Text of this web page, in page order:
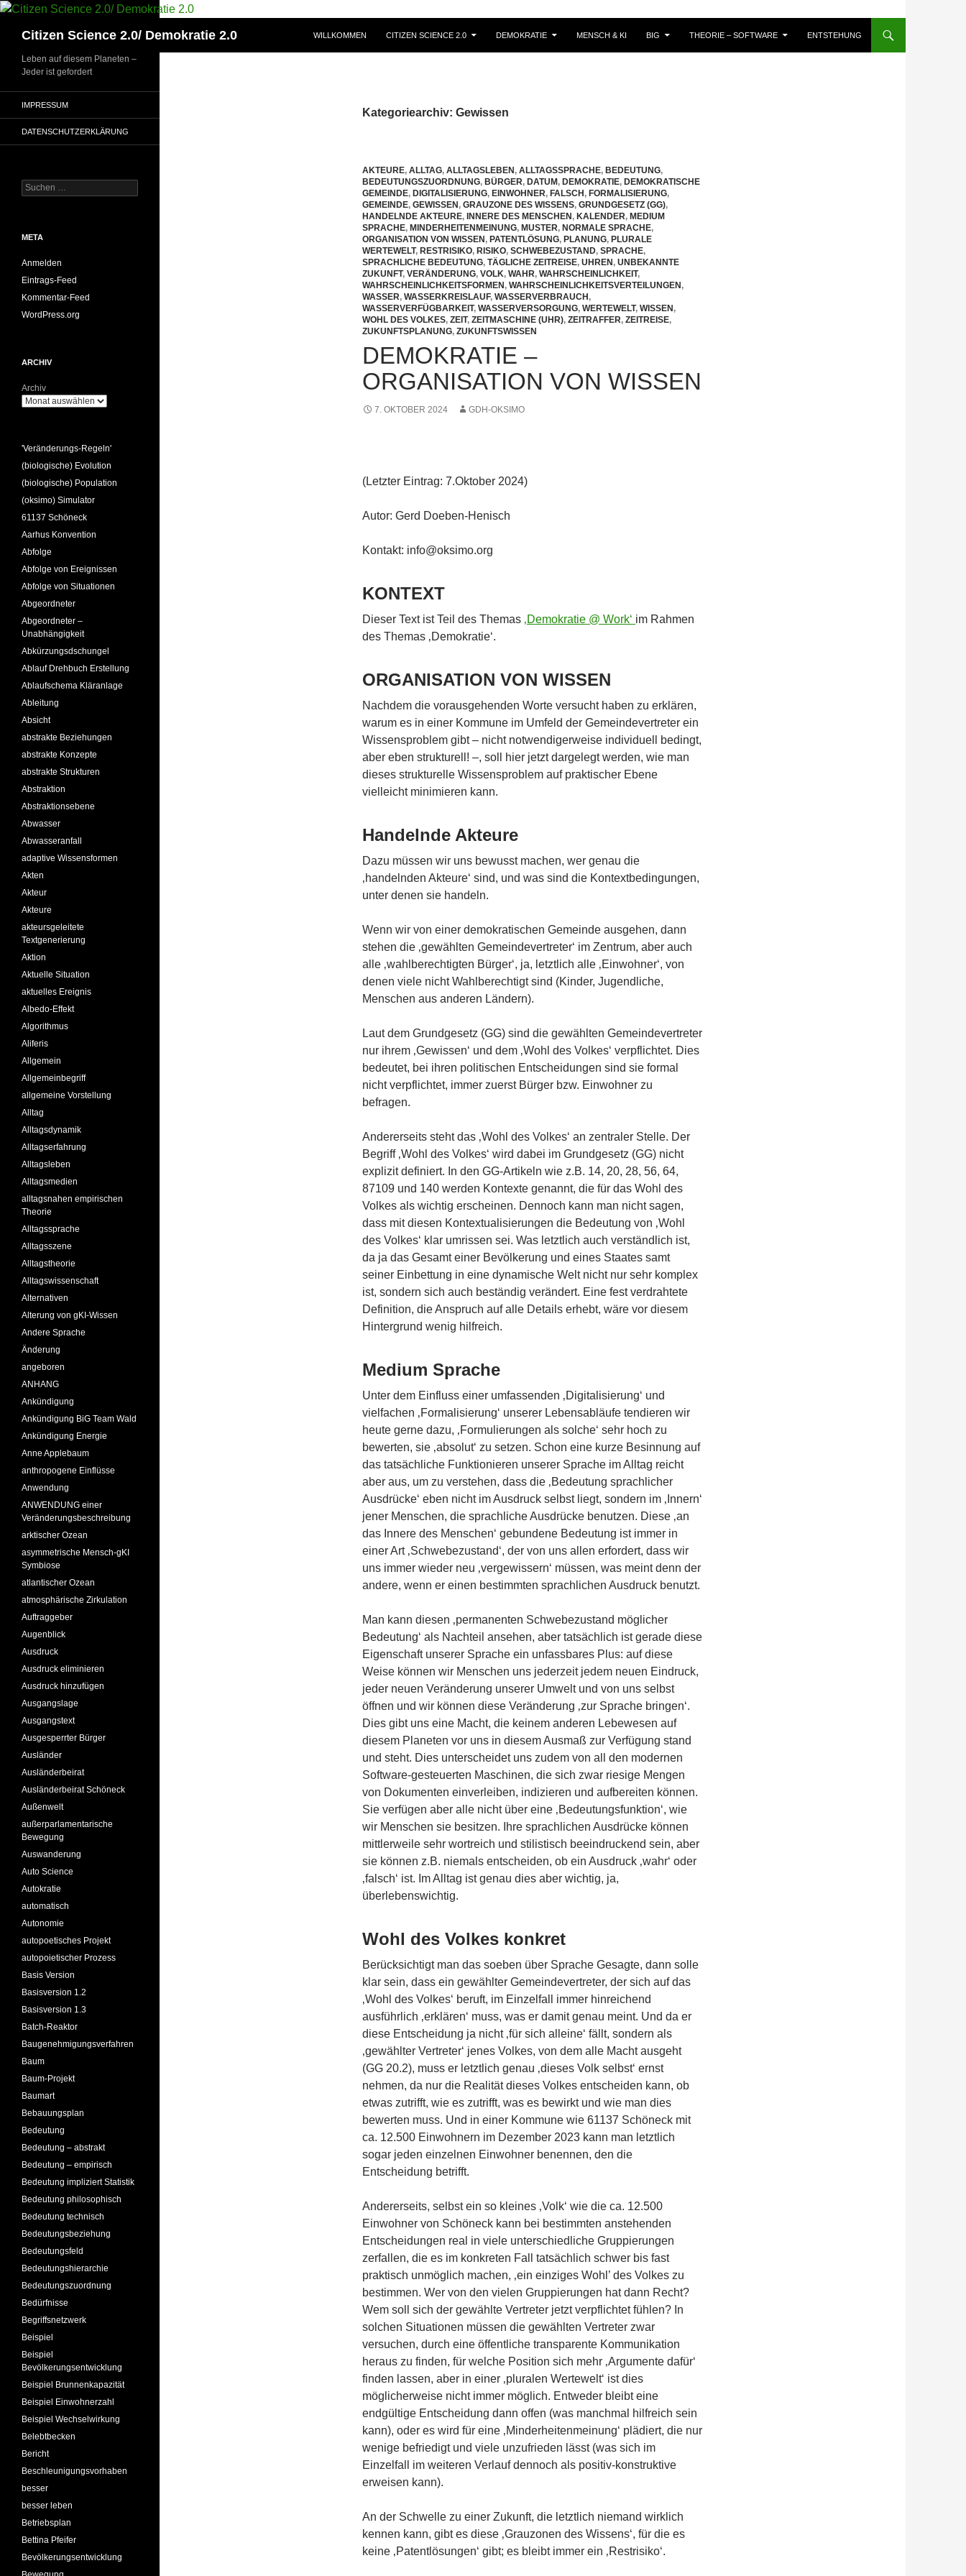
Zum
springenCitizen Science 2.0/ Demokratie 2.0 WILLKOMMEN CITIZEN SCIENCE 2.0 DEMOKRATIE MENSCH & KI BIG THEORIE – SOFTWARE ENTSTEHUNG
Kategoriearchiv: Gewissen
AKTEURE, ALLTAG, ALLTAGSLEBEN, ALLTAGSSPRACHE, BEDEUTUNG,
BEDEUTUNGSZUORDNUNG, BÜRGER, DATUM, DEMOKRATIE, DEMOKRATISCHE
GEMEINDE, DIGITALISIERUNG, EINWOHNER, FALSCH, FORMALISIERUNG,
GEMEINDE, GEWISSEN, GRAUZONE DES WISSENS, GRUNDGESETZ (GG),
HANDELNDE AKTEURE, INNERE DES MENSCHEN, KALENDER, MEDIUM
SPRACHE, MINDERHEITENMEINUNG, MUSTER, NORMALE SPRACHE,
ORGANISATION VON WISSEN, PATENTLÖSUNG, PLANUNG, PLURALE
WERTEWELT, RESTRISIKO, RISIKO, SCHWEBEZUSTAND, SPRACHE,
SPRACHLICHE BEDEUTUNG, TÄGLICHE ZEITREISE, UHREN, UNBEKANNTE
ZUKUNFT, VERÄNDERUNG, VOLK, WAHR, WAHRSCHEINLICHKEIT,
WAHRSCHEINLICHKEITSFORMEN, WAHRSCHEINLICHKEITSVERTEILUNGEN,
WASSER, WASSERKREISLAUF, WASSERVERBRAUCH,
WASSERVERFÜGBARKEIT, WASSERVERSORGUNG, WERTEWELT, WISSEN,
WOHL DES VOLKES, ZEIT, ZEITMASCHINE (UHR), ZEITRAFFER, ZEITREISE,
ZUKUNFTSPLANUNG, ZUKUNFTSWISSEN
DEMOKRATIE –
ORGANISATION VON WISSEN
7. OKTOBER 2024 GDH-OKSIMO
(Letzter Eintrag: 7.Oktober 2024)
Autor: Gerd Doeben-Henisch
Kontakt: info@oksimo.org
KONTEXT
Dieser Text ist Teil des Themas ‚Demokratie @ Work‘ im Rahmen
des Themas ‚Demokratie‘.
ORGANISATION VON WISSEN
Nachdem die vorausgehenden Worte versucht haben zu erklären,
warum es in einer Kommune im Umfeld der Gemeindevertreter ein
Wissensproblem gibt – nicht notwendigerweise individuell bedingt,
aber eben strukturell! –, soll hier jetzt dargelegt werden, wie man
dieses strukturelle Wissensproblem auf praktischer Ebene
vielleicht minimieren kann.
Handelnde Akteure
Dazu müssen wir uns bewusst machen, wer genau die
‚handelnden Akteure‘ sind, und was sind die Kontextbedingungen,
unter denen sie handeln.
Wenn wir von einer demokratischen Gemeinde ausgehen, dann
stehen die ‚gewählten Gemeindevertreter‘ im Zentrum, aber auch
alle ‚wahlberechtigten Bürger‘, ja, letztlich alle ‚Einwohner‘, von
denen viele nicht Wahlberechtigt sind (Kinder, Jugendliche,
Menschen aus anderen Ländern).
Laut dem Grundgesetz (GG) sind die gewählten Gemeindevertreter
nur ihrem ‚Gewissen‘ und dem ‚Wohl des Volkes‘ verpflichtet. Dies
bedeutet, bei ihren politischen Entscheidungen sind sie formal
nicht verpflichtet, immer zuerst Bürger bzw. Einwohner zu
befragen.
Andererseits steht das ‚Wohl des Volkes‘ an zentraler Stelle. Der
Begriff ‚Wohl des Volkes‘ wird dabei im Grundgesetz (GG) nicht
explizit definiert. In den GG-Artikeln wie z.B. 14, 20, 28, 56, 64,
87109 und 140 werden Kontexte genannt, die für das Wohl des
Volkes als wichtig erscheinen. Dennoch kann man nicht sagen,
dass mit diesen Kontextualisierungen die Bedeutung von ‚Wohl
des Volkes‘ klar umrissen sei. Was letztlich auch verständlich ist,
da ja das Gesamt einer Bevölkerung und eines Staates samt
seiner Einbettung in eine dynamische Welt nicht nur sehr komplex
ist, sondern sich auch beständig verändert. Eine fest verdrahtete
Definition, die Anspruch auf alle Details erhebt, wäre vor diesem
Hintergrund wenig hilfreich.
Medium Sprache
Unter dem Einfluss einer umfassenden ‚Digitalisierung‘ und
vielfachen ‚Formalisierung‘ unserer Lebensabläufe tendieren wir
heute gerne dazu, ‚Formulierungen als solche‘ sehr hoch zu
bewerten, sie ‚absolut‘ zu setzen. Schon eine kurze Besinnung auf
das tatsächliche Funktionieren unserer Sprache im Alltag reicht
aber aus, um zu verstehen, dass die ‚Bedeutung sprachlicher
Ausdrücke‘ eben nicht im Ausdruck selbst liegt, sondern im ‚Innern‘
jener Menschen, die sprachliche Ausdrücke benutzen. Diese ‚an
das Innere des Menschen‘ gebundene Bedeutung ist immer in
einer Art ‚Schwebezustand‘, der von uns allen erfordert, dass wir
uns immer wieder neu ‚vergewissern‘ müssen, was meint denn der
andere, wenn er einen bestimmten sprachlichen Ausdruck benutzt.
Man kann diesen ‚permanenten Schwebezustand möglicher
Bedeutung‘ als Nachteil ansehen, aber tatsächlich ist gerade diese
Eigenschaft unserer Sprache ein unfassbares Plus: auf diese
Weise können wir Menschen uns jederzeit jedem neuen Eindruck,
jeder neuen Veränderung unserer Umwelt und von uns selbst
öffnen und wir können diese Veränderung ‚zur Sprache bringen‘.
Dies gibt uns eine Macht, die keinem anderen Lebewesen auf
diesem Planeten vor uns in diesem Ausmaß zur Verfügung stand
und steht. Dies unterscheidet uns zudem von all den modernen
Software-gesteuerten Maschinen, die sich zwar riesige Mengen
von Dokumenten einverleiben, indizieren und aufbereiten können.
Sie verfügen aber alle nicht über eine ‚Bedeutungsfunktion‘, wie
wir Menschen sie besitzen. Ihre sprachlichen Ausdrücke können
mittlerweile sehr wortreich und stilistisch beeindruckend sein, aber
sie können z.B. niemals entscheiden, ob ein Ausdruck ‚wahr‘ oder
‚falsch‘ ist. Im Alltag ist genau dies aber wichtig, ja,
überlebenswichtig.
Wohl des Volkes konkret
Berücksichtigt man das soeben über Sprache Gesagte, dann solle
klar sein, dass ein gewählter Gemeindevertreter, der sich auf das
‚Wohl des Volkes‘ beruft, im Einzelfall immer hinreichend
ausführlich ‚erklären‘ muss, was er damit genau meint. Und da er
diese Entscheidung ja nicht ‚für sich alleine‘ fällt, sondern als
‚gewählter Vertreter‘ jenes Volkes, von dem alle Macht ausgeht
(GG 20.2), muss er letztlich genau ‚dieses Volk selbst‘ ernst
nehmen, da nur die Realität dieses Volkes entscheiden kann, ob
etwas zutrifft, wie es zutrifft, was es bewirkt und wie man dies
bewerten muss. Und in einer Kommune wie 61137 Schöneck mit
ca. 12.500 Einwohnern im Dezember 2023 kann man letztlich
sogar jeden einzelnen Einwohner benennen, den die
Entscheidung betrifft.
Andererseits, selbst ein so kleines ‚Volk‘ wie die ca. 12.500
Einwohner von Schöneck kann bei bestimmten anstehenden
Entscheidungen real in viele unterschiedliche Gruppierungen
zerfallen, die es im konkreten Fall tatsächlich schwer bis fast
praktisch unmöglich machen, ‚ein einziges Wohl’ des Volkes zu
bestimmen. Wer von den vielen Gruppierungen hat dann Recht?
Wem soll sich der gewählte Vertreter jetzt verpflichtet fühlen? In
solchen Situationen müssen die gewählten Vertreter zwar
versuchen, durch eine öffentliche transparente Kommunikation
heraus zu finden, für welche Position sich mehr ‚Argumente dafür‘
finden lassen, aber in einer ‚pluralen Wertewelt‘ ist dies
möglicherweise nicht immer möglich. Entweder bleibt eine
endgültige Entscheidung dann offen (was manchmal hilfreich sein
kann), oder es wird für eine ‚Minderheitenmeinung‘ plädiert, die nur
wenige befriedigt und viele unzufrieden lässt (was sich im
Einzelfall im weiteren Verlauf dennoch als positiv-konstruktive
erweisen kann).
An der Schwelle zu einer Zukunft, die letztlich niemand wirklich
kennen kann, gibt es diese ‚Grauzonen des Wissens‘, für die es
keine ‚Patentlösungen‘ gibt; es bleibt immer ein ‚Restrisiko‘.
Leben auf diesem Planeten –
Jeder ist gefordert
IMPRESSUM
DATENSCHUTZERKLÄRUNG
Suchen
nach:
META
Anmelden
Eintrags-Feed
Kommentar-Feed
WordPress.org
ARCHIV
Archiv
'Veränderungs-Regeln'
(biologische) Evolution
(biologische) Population
(oksimo) Simulator
61137 Schöneck
Aarhus Konvention
Abfolge
Abfolge von Ereignissen
Abfolge von Situationen
Abgeordneter
Abgeordneter –
Unabhängigkeit
Abkürzungsdschungel
Ablauf Drehbuch Erstellung
Ablaufschema Kläranlage
Ableitung
Absicht
abstrakte Beziehungen
abstrakte Konzepte
abstrakte Strukturen
Abstraktion
Abstraktionsebene
Abwasser
Abwasseranfall
adaptive Wissensformen
Akten
Akteur
Akteure
akteursgeleitete
Textgenerierung
Aktion
Aktuelle Situation
aktuelles Ereignis
Albedo-Effekt
Algorithmus
Aliferis
Allgemein
Allgemeinbegriff
allgemeine Vorstellung
Alltag
Alltagsdynamik
Alltagserfahrung
Alltagsleben
Alltagsmedien
alltagsnahen empirischen
Theorie
Alltagssprache
Alltagsszene
Alltagstheorie
Alltagswissenschaft
Alternativen
Alterung von gKI-Wissen
Andere Sprache
Änderung
angeboren
ANHANG
Ankündigung
Ankündigung BiG Team Wald
Ankündigung Energie
Anne Applebaum
anthropogene Einflüsse
Anwendung
ANWENDUNG einer
Veränderungsbeschreibung
arktischer Ozean
asymmetrische Mensch-gKI
Symbiose
atlantischer Ozean
atmosphärische Zirkulation
Auftraggeber
Augenblick
Ausdruck
Ausdruck eliminieren
Ausdruck hinzufügen
Ausgangslage
Ausgangstext
Ausgesperrter Bürger
Ausländer
Ausländerbeirat
Ausländerbeirat Schöneck
Außenwelt
außerparlamentarische
Bewegung
Auswanderung
Auto Science
Autokratie
automatisch
Autonomie
autopoetisches Projekt
autopoietischer Prozess
Basis Version
Basisversion 1.2
Basisversion 1.3
Batch-Reaktor
Baugenehmigungsverfahren
Baum
Baum-Projekt
Baumart
Bebauungsplan
Bedeutung
Bedeutung – abstrakt
Bedeutung – empirisch
Bedeutung impliziert Statistik
Bedeutung philosophisch
Bedeutung technisch
Bedeutungsbeziehung
Bedeutungsfeld
Bedeutungshierarchie
Bedeutungszuordnung
Bedürfnisse
Begriffsnetzwerk
Beispiel
Beispiel
Bevölkerungsentwicklung
Beispiel Brunnenkapazität
Beispiel Einwohnerzahl
Beispiel Wechselwirkung
Belebtbecken
Bericht
Beschleunigungsvorhaben
besser
besser leben
Betriebsplan
Bettina Pfeifer
Bevölkerungsentwicklung